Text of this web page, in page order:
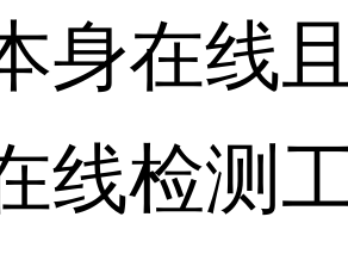
身在线
线检测